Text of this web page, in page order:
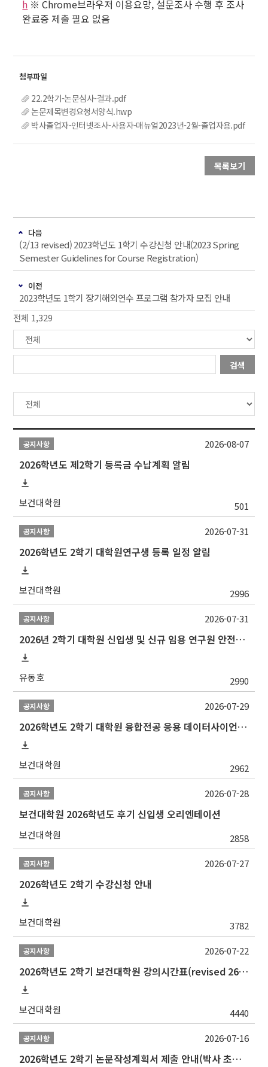
h ※ Chrome브라우저 이용요망, 설문조사 수행 후 조사
완료증 제출 필요 없음
22.2학기-논문심사-결과.pdf
논문제목변경요청서양식.hwp
박사졸업자-인터넷조사-사용자-매뉴얼2023년-2월-졸업자용.pdf
목록보기
다음
(2/13 revised) 2023학년도 1학기 수강신청 안내(2023 Spring
Semester Guidelines for Course Registration)
이전
2023학년도 1학기 장기해외연수 프로그램 참가자 모집 안내
전체 1,329
검색
공지사항
2026학년도 제2학기 등록금 수납계획 알림
보건대학원 501
2026-08-07
공지사항
2026학년도 2학기 대학원연구생 등록 일정 알림
보건대학원 2996
2026-07-31
공지사항
2026년 2학기 대학원 신입생 및 신규 임용 연구원 안전환경교육(신규교육) 실시 안내
유동호 2990
2026-07-31
공지사항
2026학년도 2학기 대학원 융합전공 응용 데이터사이언스 선발 계획 알림
보건대학원 2962
2026-07-29
공지사항
보건대학원 2026학년도 후기 신입생 오리엔테이션
보건대학원 2858
2026-07-28
공지사항
2026학년도 2학기 수강신청 안내
보건대학원 3782
2026-07-27
공지사항
2026학년도 2학기 보건대학원 강의시간표(revised 260803)(2026 2nd SEMESTER SNU GSPH TIMETABLE)
보건대학원 4440
2026-07-22
공지사항
2026학년도 2학기 논문작성계획서 제출 안내(박사 초심 일정 포함)_Thesis Proposal
2026-07-16